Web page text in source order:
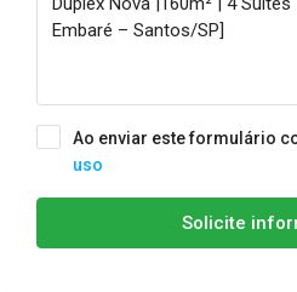
Ao enviar este formulário
uso
Solicite